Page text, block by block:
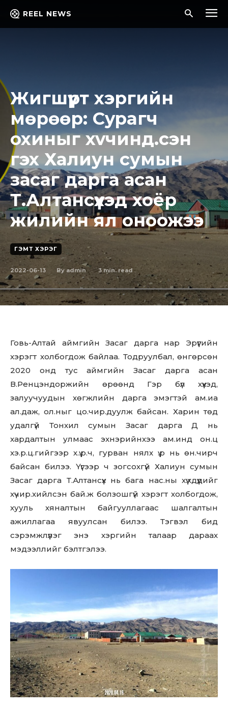
REEL NEWS
Жигшүүрт хэргийн
мөрөөр: Cypaгч
oxиныг xvчинд.cэн
гэх Халиун сумын
засаг дарга асан
Т.Алтансүхэд хоёр
жилийн ял оноожээ
ГЭМТ ХЭРЭГ
2022-06-13 By admin 3 min. read
Говь-Алтай аймгийн Засаг дарга нар Эрүүгийн
хэрэгт холбогдож байлаа. Тодруулбал, өнгөрсөн
2020 онд тус аймгийн Засаг дарга асан
В.Ренцэндоржийн өрөөнд Гэр бүл хүүхэд,
залуучуудын хөгжлийн дарга эмэгтэй ам.иа
ал.даж, ол.ныг цо.чир.дуулж байсан. Харин төд
удалгүй Тонхил сумын Засаг дарга Д нь
хардалтын улмаас эхнэрийнхээ ам.инд он.ц
хэ.р.ц.гийгээр х.ү.р.ч, гурван нялх ү.р нь өн.чирч
байсан билээ. Үүгээр ч зогсохгүй Халиун сумын
Засаг дарга Т.Алтансүх нь бага нас.ны хүү.хдүүдийг
хүчир.хийлсэн бай.ж болзошгүй хэрэгт холбогдож,
хууль хяналтын байгууллагаас шалгалтын
ажиллагаа явуулсан билээ. Тэгвэл бид
сэрэмжлүүлэг энэ хэргийн талаар дараах
мэдээллийг бэлтгэлээ.